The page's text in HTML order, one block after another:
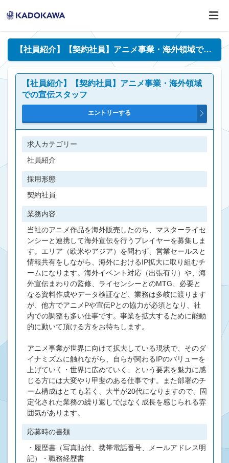
【社員紹介】【契約社員】アニメ事業・海外領域での宣伝スタッフ
【社員紹介】【契約社員】アニメ事業・海外領域
での宣伝スタッフ
求人カテゴリー
社員紹介
採用形態
契約社員
業務内容
当社のアニメ作品を海外販売したのち、マスターライセ
ンシーと連携して海外宣伝を行うプレイヤーを募集しま
す。エリア（欧米やアジア）を問わず、営業セールスと
情報共有をしながら、海外におけるIP拡大に取り組むチ
ームになります。海外イベント対応（出張有り）や、海
外宣伝まわりの監修、ライセンシーとのMTG、必要と
なる資料作成やデータ検証など、業務は多岐に渡ります
が、他方でアニメPや宣伝Pとの協力が必須となり、社
内での調整も多い仕事です。事業を拡大するために能動
的に動いて頂ける方をお待ちします。
アニメ事業が世界に向けて拡大している現状で、そのダ
イナミズムに触れながら、自らが関わるIPのバリューを
上げていく・世界に広めていく、という要素を魅力に感
じる方には大変やり甲斐のある仕事です。また部署のチ
ーム構成はとても若く、大半が20代になりますので、固
定化された業務の繰り返しではなく成長を感じられる雰
囲気があります。
応募時の書類
・履歴書（写真貼付、携帯電話番号、メールアドレス明
記）・職務経歴書